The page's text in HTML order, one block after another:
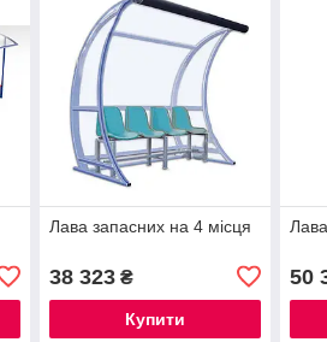
Лава запасних на 4 місця
38 323₴
Купити
50